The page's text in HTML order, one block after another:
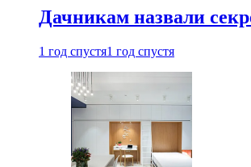
Дачникам назвали
1 год спустя1 год спустя